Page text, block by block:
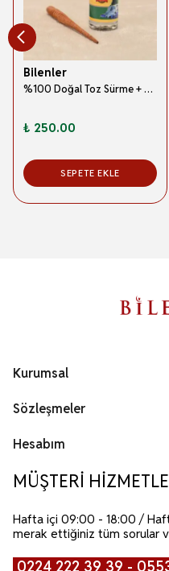
Bilenler
%100 Doğal Toz Sürme + Ahşap Sürme Çubuğu | Geleneksel ve Orijinal Göz Sürmesi
₺ 250.00
SEPETE EKLE
Kurumsal
Sözleşmeler
Hesabım
MÜŞTERİ
Hafta içi 09:00 - 18:00 /
merak ettiğiniz tüm sorular
0224 222 39 39 -